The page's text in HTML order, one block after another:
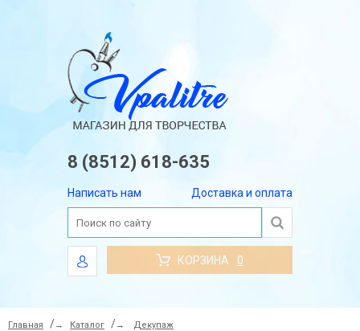
8 (8512) 618-635
Написать нам Доставка и оплата
КОРЗИНА 0
Главная → Каталог → Декупаж